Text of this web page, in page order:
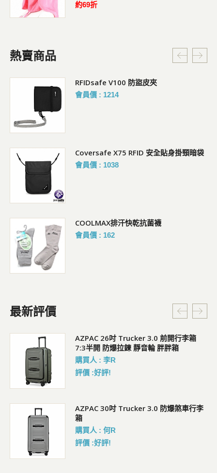
約69折
熱賣商品
RFIDsafe V100 防盜皮夾
會員價 : 1214
Coversafe X75 RFID 安全貼身掛頸暗袋
會員價 : 1038
COOLMAX排汗快乾抗菌襪
會員價 : 162
最新評價
AZPAC 26吋 Trucker 3.0 前開行李箱
7:3半開 防爆拉鍊 靜音輪 胖胖箱
購買人 : 李R
評價 :好評!
AZPAC 30吋 Trucker 3.0 防爆煞車行李
箱
購買人 : 何R
評價 :好評!